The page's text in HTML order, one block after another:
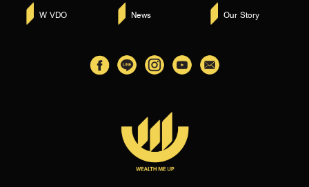
W VDO News Our Story